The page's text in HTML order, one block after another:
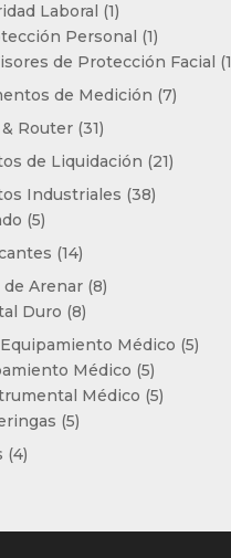
producto
Laboral 11
producto
Personal 11
producto
de Protección Facial 1
de Medición 77
Router 3131
productos
de Liquidación 2121
Industriales 3838
55
productos
1414
productos
de Arenar 88
Duro 88
productos
Médico 55
Médico 55
productos
Médico 55
55
44